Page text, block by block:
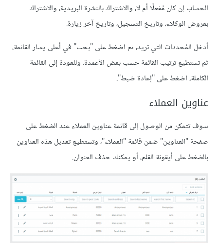
الحساب إن كان مُفعلًا أم لا، والاشتراك بالنشرة البريدية، والاشتراك
بعروض الوكلاء، وتاريخ التسجيل، وتاريخ آخر زيارة.
أدخل المُحددات التي تريد، ثم اضغط على "بحث" في أعلى يسار القائمة،
ثم تستطيع ترتيب القائمة حسب بعض الأعمدة. وللعودة إلى القائمة
الكاملة، اضغط على "إعادة ضبط".
عناوين العملاء
سوف تتمكن من الوصول إلى قائمة عناوين العملاء عند الضغط على
صفحة "العناوين" ضمن قائمة "العملاء"، وتستطيع تعديل هذه العناوين
بالضغط على أيقونة القلم، أو يمكنك حذف العنوان.